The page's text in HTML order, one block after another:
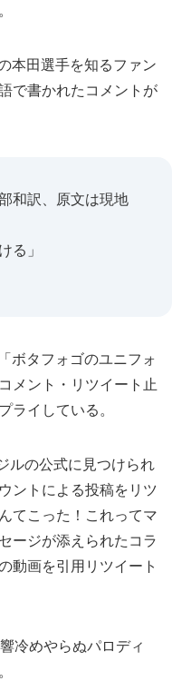
本田選手を知るファン
で書かれたコメントが
和訳、原文は現地
る」
ボタフォゴのユニフォ
メント・リツイート止
ライしている。
の公式に見つけられ
ントによる投稿をリツ
てこった！これってマ
ージが添えられたコラ
動画を引用リツイート
冷めやらぬパロディ